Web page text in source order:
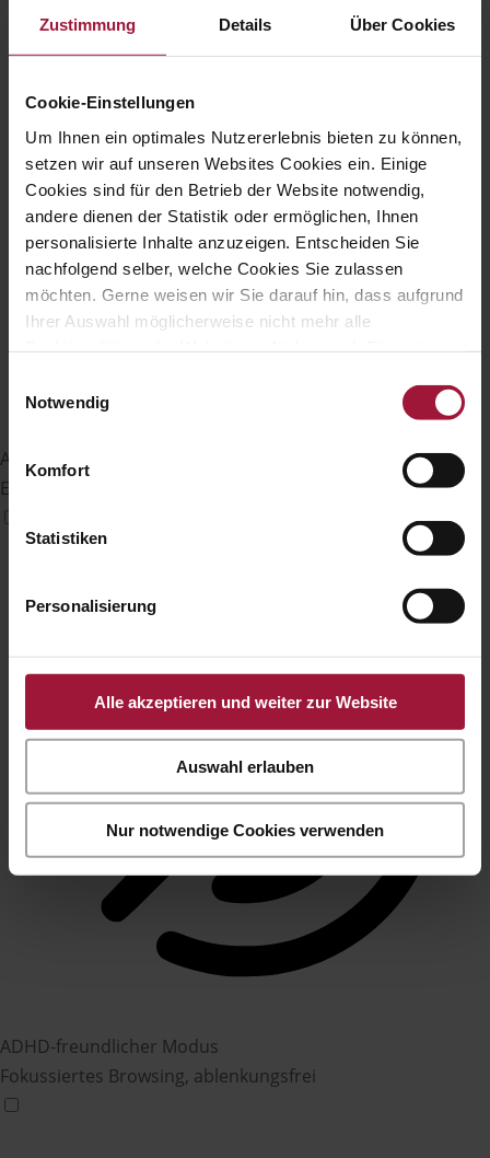
Zustimmung Details Über Cookies
Cookie-Einstellungen
Um Ihnen ein optimales Nutzererlebnis bieten zu können,
setzen wir auf unseren Websites Cookies ein. Einige
Cookies sind für den Betrieb der Website notwendig,
andere dienen der Statistik oder ermöglichen, Ihnen
personalisierte Inhalte anzuzeigen. Entscheiden Sie
nachfolgend selber, welche Cookies Sie zulassen
möchten. Gerne weisen wir Sie darauf hin, dass aufgrund
Ihrer Auswahl möglicherweise nicht mehr alle
Datenschutzerklärung und Cookie Policy.
Notwendig
Komfort
Statistiken
Personalisierung
Alle akzeptieren und weiter zur Website
Auswahl erlauben
Nur notwendige Cookies verwenden
Anfallssicheres Profil
Entfernt Blitze und reduziert Farben
ADHD-freundlicher Modus
Fokussiertes Browsing, ablenkungsfrei